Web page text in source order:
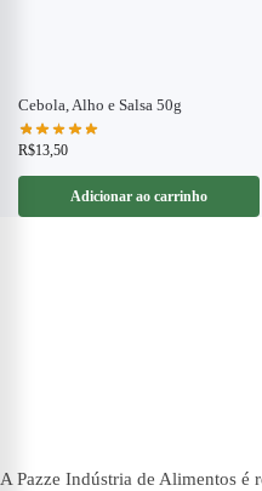
Cebola, Alho e Salsa 50g
R$13,50
Adicionar ao carrinho
A Pazze Indústria de Alimentos é